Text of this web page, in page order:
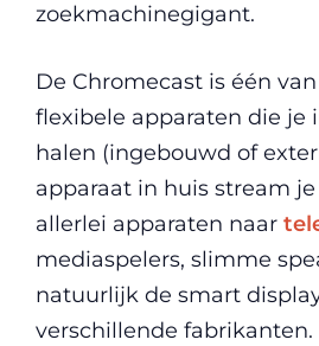
zoekmachinegigant.
De Chromecast is één
flexibele apparaten die je
halen (ingebouwd of
apparaat in huis stream
allerlei apparaten naar
mediaspelers, slimme
natuurlijk de smart
verschillende fabrikanten.